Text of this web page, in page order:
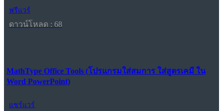
ฟรีแวร์
ดาวน์โหลด : 68
MathType Office Tools (โปรแกรมใส่สมการ ใส่สูตรเคมี ใน
Word PowerPoint)
แชร์แวร์